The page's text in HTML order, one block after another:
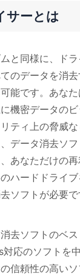
サーとは
と同様に、ド
のデータを消
能です。あな
機密データの
ティ上の脅威
データ消去ソ
あなただけの
ハードドライ
ソフトが必要で
去ソフトのベ
応のソフトを
信頼性の高い